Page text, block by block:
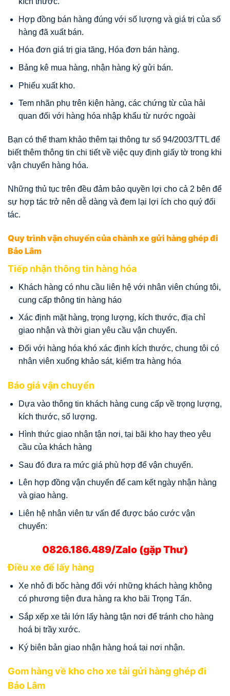
Hợp đồng bán hàng đúng với số lượng và giá trị của số
hàng đã xuất bán.
Hóa đơn giá trị gia tăng, Hóa đơn bán hàng.
Bảng kê mua hàng, nhận hàng ký gửi bán.
Phiếu xuất kho.
Tem nhãn phụ trên kiện hàng, các chứng từ của hải
quan đối với hàng hóa nhập khẩu từ nước ngoài
Bạn có thể tham khảo thêm tại thông tư số 94/2003/TTL để
biết thêm thông tin chi tiết về việc quy định giấy tờ trong khi
vận chuyển hàng hóa.
Những thủ tục trên đều đảm bảo quyền lợi cho cả 2 bên để
sự hợp tác trở nên dễ dàng và đem lại lợi ích cho quý đối
tác.
Quy trình vận chuyển của chành xe gửi hàng ghép đi
Bảo Lâm
Tiếp nhận thông tin hàng hóa
Khách hàng có nhu cầu liên hệ với nhân viên chúng tôi,
cung cấp thông tin hàng háo
Xác định mặt hàng, trọng lượng, kích thước, địa chỉ
giao nhận và thời gian yêu cầu vận chuyển.
Đối với hàng hóa khó xác định kích thước, chung tôi có
nhân viên xuống khảo sát, kiểm tra hàng hóa
Báo giá vận chuyển
Dựa vào thông tin khách hàng cung cấp về trọng lượng,
kích thước, số lượng.
Hình thức giao nhận tận nơi, tại bãi kho hay theo yêu
cầu của khách hàng
Sau đó đưa ra mức giá phù hợp để vận chuyển.
Lên hợp đồng vận chuyển để cam kết ngày nhận hàng
và giao hàng.
Liên hệ nhân viên tư vấn để được báo cước vận
chuyển:
0826.186.489/Zalo (gặp Thư)
Điều xe để lấy hàng
Xe nhỏ đi bốc hàng đối với những khách hàng không
có phương tiện đưa hàng ra kho bãi Trọng Tấn.
Sắp xếp xe tải lớn lấy hàng tận nơi để tránh cho hàng
hoá bị trầy xước.
Ký biên bản giao nhận hàng hoá tại nơi nhận.
Gom hàng về kho cho xe tải gửi hàng ghép đi
Bảo Lâm